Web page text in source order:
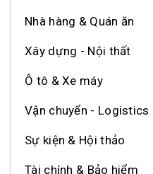
Nhà hàng & Quán ăn
Xây dựng - Nội thất
Ô tô & Xe máy
Vận chuyển - Logistics
Sự kiện & Hội thảo
Tài chính & Bảo hiểm